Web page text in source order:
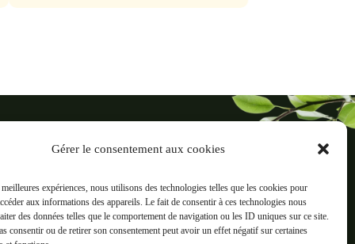
Gérer le consentement aux cookies
expériences, nous utilisons des technologies telles que les cookies pour
aux informations des appareils. Le fait de consentir à ces technologies nous
des données telles que le comportement de navigation ou les ID uniques sur ce site.
consentir ou de retirer son consentement peut avoir un effet négatif sur certaines
38500 Voiron
Informations
Mentions légales
C.G.V